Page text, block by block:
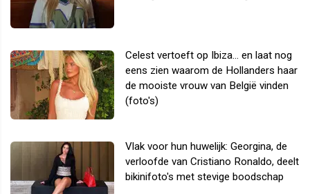
Celest vertoeft op Ibiza... en laat nog
eens zien waarom de Hollanders haar
de mooiste vrouw van België vinden
(foto's)
Vlak voor hun huwelijk: Georgina, de
verloofde van Cristiano Ronaldo, deelt
bikinifoto's met stevige boodschap